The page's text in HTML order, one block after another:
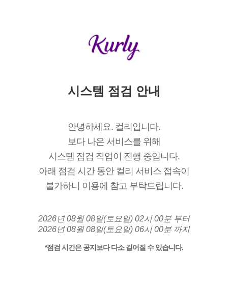
시스템 점검 안내
안녕하세요. 컬리입니다.
보다 나은 서비스를 위해
시스템 점검 작업이 진행 중입니다.
아래 점검 시간 동안 컬리 서비스 접속이
불가하니 이용에 참고 부탁드립니다.
2026년 08월 08일(토요일) 02시 00분 부터
2026년 08월 08일(토요일) 06시 00분 까지
*점검 시간은 공지보다 다소 길어질 수 있습니다.